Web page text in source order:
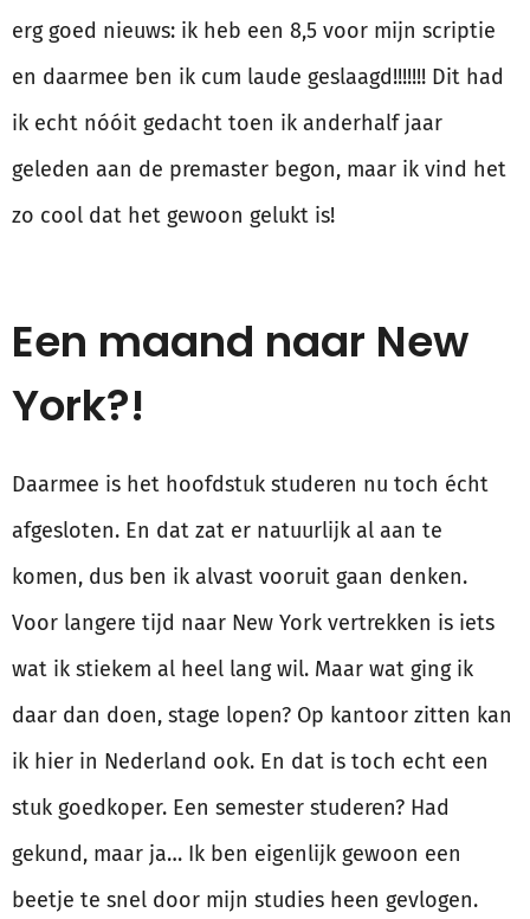
erg goed nieuws: ik heb een 8,5 voor mijn scriptie
en daarmee ben ik cum laude geslaagd!!!!!!! Dit had
ik echt nóóit gedacht toen ik anderhalf jaar
geleden aan de premaster begon, maar ik vind het
zo cool dat het gewoon gelukt is!
Een maand naar New
York?!
Daarmee is het hoofdstuk studeren nu toch écht
afgesloten. En dat zat er natuurlijk al aan te
komen, dus ben ik alvast vooruit gaan denken.
Voor langere tijd naar New York vertrekken is iets
wat ik stiekem al heel lang wil. Maar wat ging ik
daar dan doen, stage lopen? Op kantoor zitten kan
ik hier in Nederland ook. En dat is toch echt een
stuk goedkoper. Een semester studeren? Had
gekund, maar ja… Ik ben eigenlijk gewoon een
beetje te snel door mijn studies heen gevlogen.